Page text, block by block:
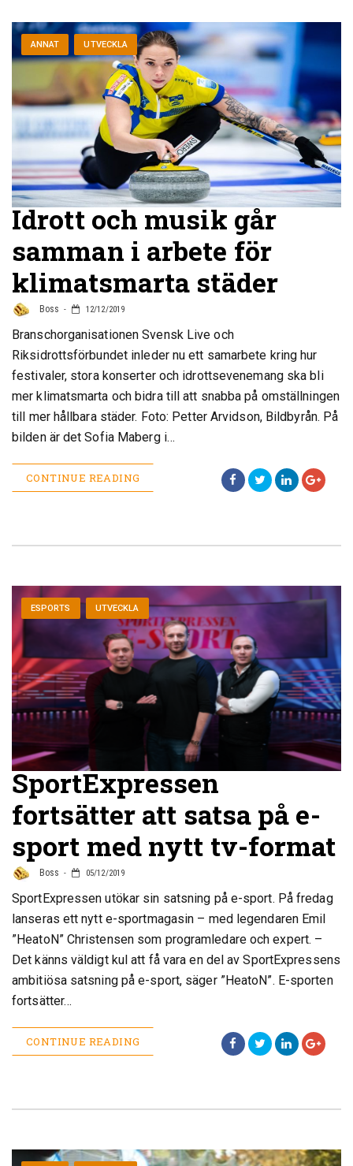
ANNAT UTVECKLA
Idrott och musik går
samman i arbete för
klimatsmarta städer
Boss 12/12/2019
Branschorganisationen Svensk Live och
Riksidrottsförbundet inleder nu ett samarbete kring hur
festivaler, stora konserter och idrottsevenemang ska bli
mer klimatsmarta och bidra till att snabba på omställningen
till mer hållbara städer. Foto: Petter Arvidson, Bildbyrån. På
bilden är det Sofia Maberg i…
CONTINUE READING
ESPORTS UTVECKLA
SportExpressen
fortsätter att satsa på e-
sport med nytt tv-format
Boss 05/12/2019
SportExpressen utökar sin satsning på e-sport. På fredag
lanseras ett nytt e-sportmagasin – med legendaren Emil
”HeatoN” Christensen som programledare och expert. –
Det känns väldigt kul att få vara en del av SportExpressens
ambitiösa satsning på e-sport, säger ”HeatoN”. E-sporten
fortsätter…
CONTINUE READING